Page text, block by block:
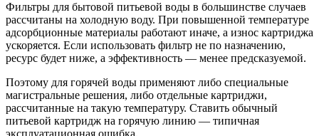
Фильтры для бытовой питьевой воды в большинстве случаев
рассчитаны на холодную воду. При повышенной температуре
адсорбционные материалы работают иначе, а износ картриджа
ускоряется. Если использовать фильтр не по назначению,
ресурс будет ниже, а эффективность — менее предсказуемой.
Поэтому для горячей воды применяют либо специальные
магистральные решения, либо отдельные картриджи,
рассчитанные на такую температуру. Ставить обычный
питьевой картридж на горячую линию — типичная